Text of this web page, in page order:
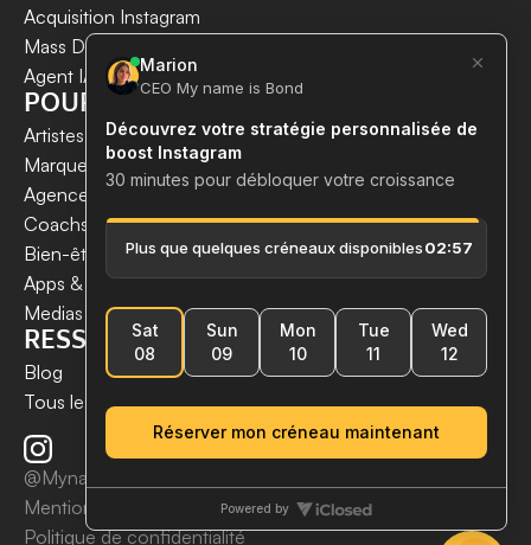
Acquisition Instagram
Mass DM Instagram
Agent IA Instagram
POUR QUI ?
Artistes & Créateurs
Marques & E-commerces
Agences de communication
Coachs
& Experts
Bien-être & Santé
Apps & Tech
Medias
RESSOURCES
Blog
Tous les articles
@MynameisBond2026
Mentions légales
Politique de confidentialité